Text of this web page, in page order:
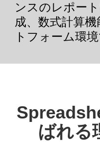
ンスのレポー
成、数式計算
トフォーム環
ばれる